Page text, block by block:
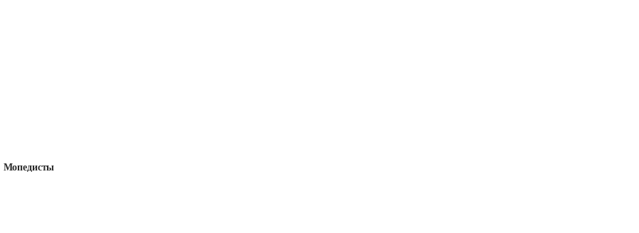
Мопедисты